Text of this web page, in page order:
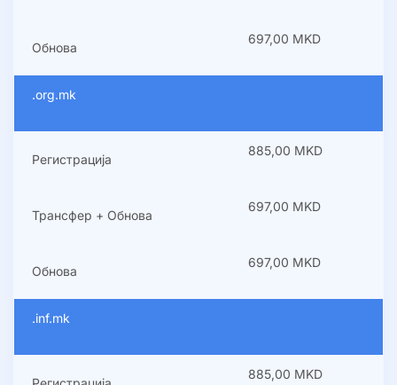
Обнова
697,00 MKD
.org.mk
Регистрација
885,00 MKD
Трансфер + Обнова
697,00 MKD
Обнова
697,00 MKD
.inf.mk
885,00 MKD